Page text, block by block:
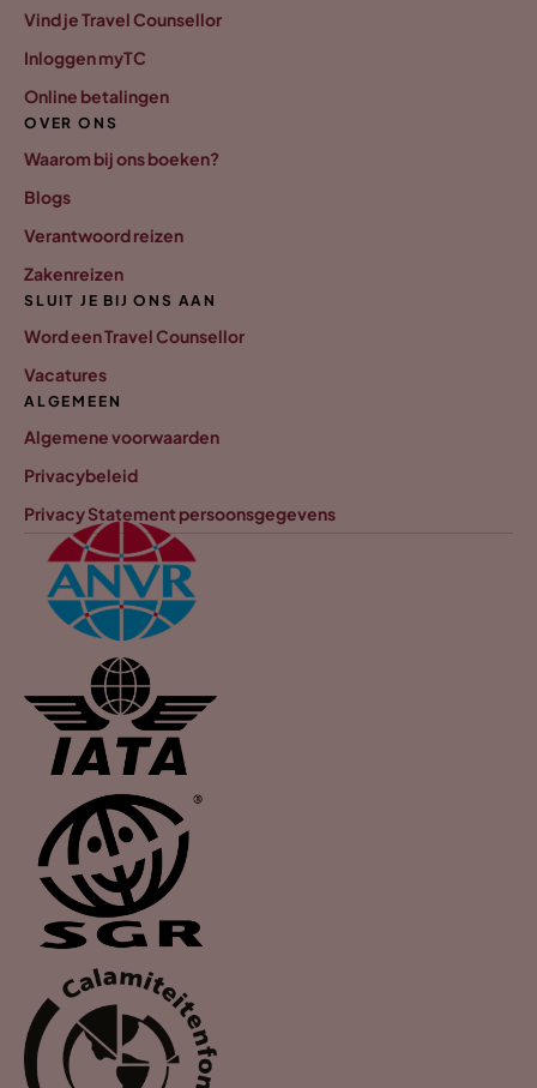
Vind je Travel Counsellor
Inloggen myTC
Online betalingen
OVER ONS
Waarom bij ons boeken?
Blogs
Verantwoord reizen
Zakenreizen
SLUIT JE BIJ ONS AAN
Word een Travel Counsellor
Vacatures
ALGEMEEN
Algemene voorwaarden
Privacybeleid
Privacy Statement persoonsgegevens